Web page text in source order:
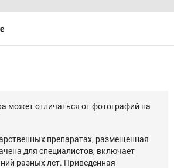
может отличаться от фотографий на
препаратах, размещенная
для специалистов, включает
разных лет. Приведенная